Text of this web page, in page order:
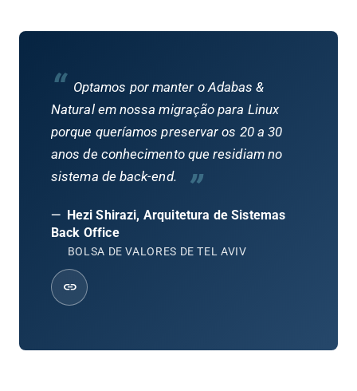
“ Optamos por manter o Adabas &
Natural em nossa migração para Linux
porque queríamos preservar os 20 a 30
anos de conhecimento que residiam no
sistema de back-end.
”
— Hezi Shirazi, Arquitetura de Sistemas
Back Office
BOLSA DE VALORES DE TEL AVIV
link